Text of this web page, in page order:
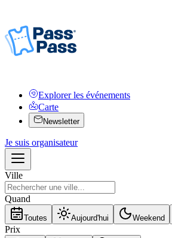
Explorer les événements
Carte
Newsletter
Je suis organisateur
Ville
Quand
Toutes Aujourd'hui Weekend
Prix